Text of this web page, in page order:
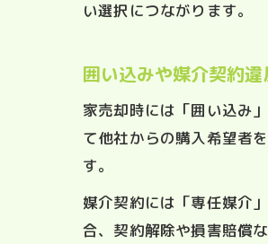
い選択につながります。
囲い込みや媒介契約
家売却時には「囲い込み
て他社からの購入希望者
す。
媒介契約には「専任媒介
合、契約解除や損害賠償